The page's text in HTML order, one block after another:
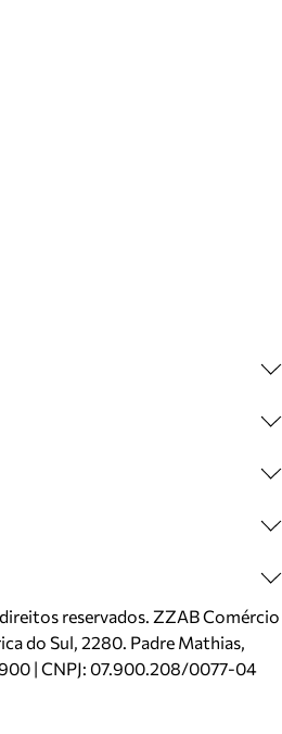
reservados. ZZAB Comércio
do Sul, 2280. Padre Mathias,
| CNPJ: 07.900.208/0077-04